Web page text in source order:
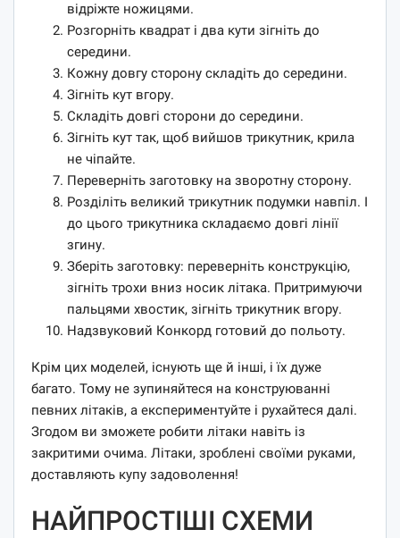
відріжте ножицями.
Розгорніть квадрат і два кути зігніть до
середини.
Кожну довгу сторону складіть до середини.
Зігніть кут вгору.
Складіть довгі сторони до середини.
Зігніть кут так, щоб вийшов трикутник, крила
не чіпайте.
Переверніть заготовку на зворотну сторону.
Розділіть великий трикутник подумки навпіл. І
до цього трикутника складаємо довгі лінії
згину.
Зберіть заготовку: переверніть конструкцію,
зігніть трохи вниз носик літака. Притримуючи
пальцями хвостик, зігніть трикутник вгору.
Надзвуковий Конкорд готовий до польоту.
Крім цих моделей, існують ще й інші, і їх дуже
багато. Тому не зупиняйтеся на конструюванні
певних літаків, а експериментуйте і рухайтеся далі.
Згодом ви зможете робити літаки навіть із
закритими очима. Літаки, зроблені своїми руками,
доставляють купу задоволення!
НАЙПРОСТІШІ СХЕМИ